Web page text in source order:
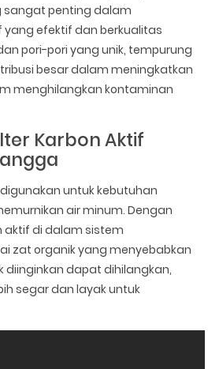
sangat penting dalam
efektif dan berkualitas
pori-pori yang unik, tempurung
besar dalam meningkatkan
menghilangkan kontaminan
Karbon Aktif
untuk kebutuhan
air minum. Dengan
aktif di dalam sistem
zat organik yang menyebabkan
diinginkan dapat dihilangkan,
segar dan layak untuk